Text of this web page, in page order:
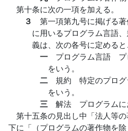
第十条に次の一項を加える。
３ 第一項第九号に掲げる
に用いるプログラム言語
義は、次の各号に定めると
一 プログラム言語 プ
をいう。
二 規約 特定のプログ
をいう。
三 解法 プログラムに
第十五条の見出し中「法人等
下に「（プログラムの著作物を